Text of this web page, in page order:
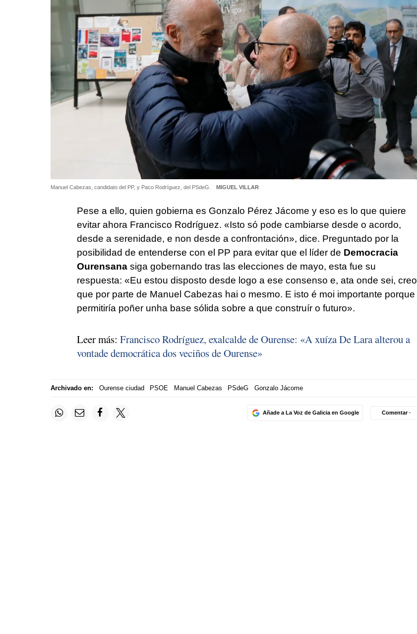
Manuel Cabezas, candidato del PP, y Paco Rodríguez, del PSdeG. MIGUEL VILLAR
Pese a ello, quien gobierna es Gonzalo Pérez Jácome y eso es lo que quiere
evitar ahora Francisco Rodríguez. «Isto só pode cambiarse desde o acordo,
desde a serenidade, e non desde a confrontación», dice. Preguntado por la
posibilidad de entenderse con el PP para evitar que el líder de Democracia
Ourensanasiga gobernando tras las elecciones de mayo, esta fue su
respuesta: «Eu estou disposto desde logo a ese consenso e, ata onde sei, creo
que por parte de Manuel Cabezas hai o mesmo. E isto é moi importante porque
permitiría poñer unha base sólida sobre a que construír o futuro».
Leer más: Francisco Rodríguez, exalcalde de Ourense: «A xuíza De Lara alterou a
vontade democrática dos veciños de Ourense»
Archivado en: Ourense ciudad PSOE Manuel Cabezas PSdeG Gonzalo Jácome
Añade a La Voz de Galicia en Google Comentar ·